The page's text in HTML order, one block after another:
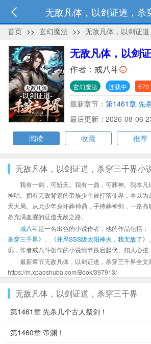
无敌凡体，以剑证道，杀
首页 >> 玄幻魔法 >> 无敌凡体，以剑证
无敌凡体，以剑
作者： 戒八斗
玄幻魔法 连载中 670
最新章节： 第1461章 先
最后更新：2026-08-06
阅读
收藏 推荐
无敌凡体，以剑证道，杀穿三千界小
我有一剑，可斩天。我有一鼎，可葬神。我本
神明。拥有无敌背景的帝族少主被打落仙界，本以
天大局。从此少年身怀葬神鼎，手持葬神剑，一路
条充满血腥的证道无敌之路。
戒八斗是一名出色的小说作者，他的作品包括：
杀穿三千界》、《开局SSS级太阳神火，我无敌了》
玑，作者戒八斗创作的小说情节跌宕起伏、扣人心弦
最新章节无敌凡体，以剑证道，杀穿三千界全文
https://m.xpaoshuba.com/Book/397913/
无敌凡体，以剑证道，杀穿三千界
第1461章 先杀几个古人祭剑！
第1460章 帝渊！